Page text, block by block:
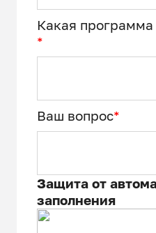
Какая программа
*
Ваш вопрос*
Защита от
заполнения